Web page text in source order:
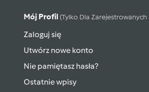
Mój Profil (tylko Dla Zarejestrowanych
Zaloguj się
Utwórz nowe konto
Nie pamiętasz hasła?
Ostatnie wpisy